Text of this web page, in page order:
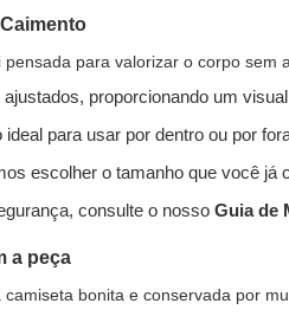
pensada para valorizar o corpo sem
proporcionando um
para usar por dentro ou por
escolher o tamanho que você já
consulte o nosso Guia de
a peça
camiseta bonita e conservada por